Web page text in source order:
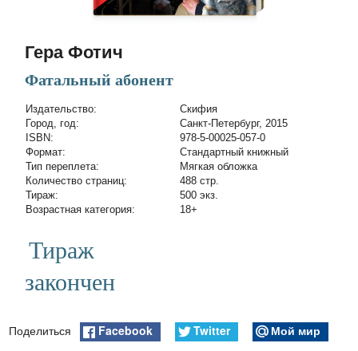
Гера Фотич
Фатальный абонент
Издательство:
Скифия
Город, год:
Санкт-Петербург, 2015
ISBN:
978-5-00025-057-0
Формат:
Стандартный книжный
Тип переплета:
Мягкая обложка
Количество страниц:
488 стр.
Тираж:
500 экз.
Возрастная категория:
18+
Тираж
закончен
Поделиться Facebook Twitter
Мой мир